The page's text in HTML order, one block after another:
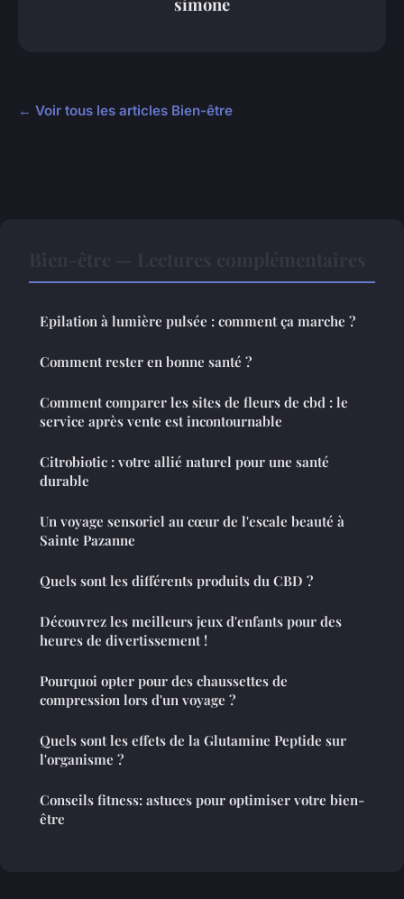
← Voir tous les articles Bien-être
Epilation à lumière pulsée : comment ça marche ?
Comment rester en bonne santé ?
Comment comparer les sites de fleurs de cbd : le
service après vente est incontournable
Citrobiotic : votre allié naturel pour une santé
durable
Un voyage sensoriel au cœur de l'escale beauté à
Sainte Pazanne
Quels sont les différents produits du CBD ?
Découvrez les meilleurs jeux d'enfants pour des
heures de divertissement !
Pourquoi opter pour des chaussettes de
compression lors d'un voyage ?
Quels sont les effets de la Glutamine Peptide sur
l'organisme ?
Conseils fitness: astuces pour optimiser votre bien-
être